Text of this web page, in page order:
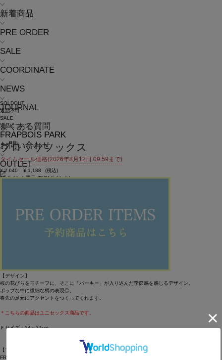
新着商品
PRE ORDER
SALE
COORDINATE
NEWS
JOURNAL
よくある質問
お問い合わせ
OUTLET
SOLDOUT
返品不可
SALE
返品について
FRAPBOIS PARK
ブロッサソックス
タイムセール価格(2026年8月12日 09:59まで)
¥ 2,640 ¥ 1,188
(税込)
10ポイント還元 (BIGIポイント)
返品について
カラー・サイズを選択する
【デザイン】
桜の花びらをモチーフに、そこに「パーキー」が入り込んだ季節感を感じるデザイン。
ポップな中に繊細な柄の表現◎。
春先の足元にアクセントをつくってくれます。
＊こちらの商品はユニセックス商品です。
Ｆサイズ：24～27cm
【ブランド情報】
FRAPBOIS PARK/フラボア パーク